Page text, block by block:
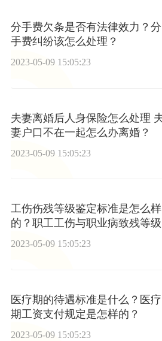
分手费欠条是否有法律效力？分
手费纠纷该怎么处理？
2023-05-09 15:05:23
夫妻离婚后人身保险怎么处理 夫
妻户口不在一起怎么办离婚？
2023-05-09 15:05:23
工伤伤残等级鉴定标准是怎么样
的？职工工伤与职业病致残等级
2023-05-09 15:05:23
医疗期的待遇标准是什么？医疗
期工资支付规定是怎样的？
2023-05-09 15:05:23